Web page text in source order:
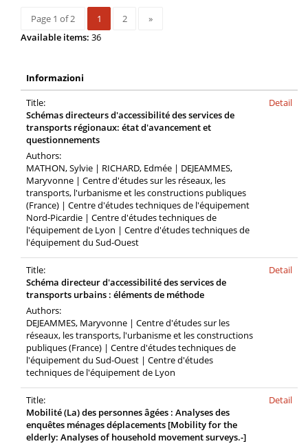
Page 1 of 2 1 2
»
Available items: 36
Informazioni
Title:
Schémas directeurs d'accessibilité des services de
transports régionaux: état d'avancement et
questionnements
Authors:
MATHON, Sylvie | RICHARD, Edmée | DEJEAMMES,
Maryvonne | Centre d'études sur les réseaux, les
transports, l'urbanisme et les constructions publiques
(France) | Centre d'études techniques de l'équipement
Nord-Picardie | Centre d'études techniques de
l'équipement de Lyon | Centre d'études techniques de
l'équipement du Sud-Ouest
Detail
Title:
Schéma directeur d'accessibilité des services de
transports urbains : éléments de méthode
Authors:
DEJEAMMES, Maryvonne | Centre d'études sur les
réseaux, les transports, l'urbanisme et les constructions
publiques (France) | Centre d'études techniques de
l'équipement du Sud-Ouest | Centre d'études
techniques de l'équipement de Lyon
Detail
Title:
Mobilité (La) des personnes âgées : Analyses des
enquêtes ménages déplacements [Mobility for the
elderly: Analyses of household movement surveys.-]
Detail